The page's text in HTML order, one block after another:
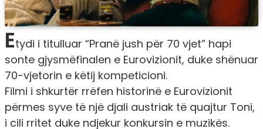
Etydi i titulluar “Pranë jush për 70 vjet” hapi
sonte gjysmëfinalen e Eurovizionit, duke shënuar
70-vjetorin e këtij kompeticioni.
Filmi i shkurtër rrëfen historinë e Eurovizionit
përmes syve të një djali austriak të quajtur Toni,
i cili rritet duke ndjekur konkursin e muzikës.